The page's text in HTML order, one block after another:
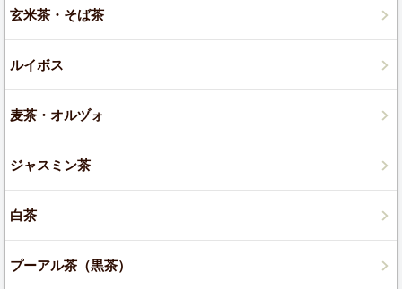
玄米茶・そば茶
ルイボス
麦茶・オルヅォ
ジャスミン茶
白茶
プーアル茶（黒茶）